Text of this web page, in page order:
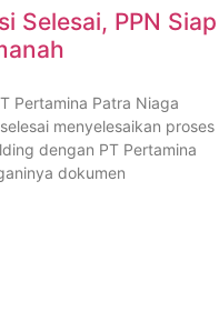
Selesai, PPN Siap
Pertamina Patra Niaga
menyelesaikan proses
dengan PT Pertamina
dokumen